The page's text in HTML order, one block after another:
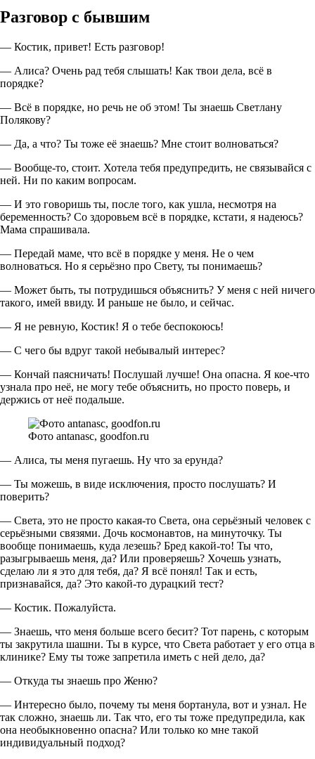
Разговор с бывшим
— Костик, привет! Есть разговор!
— Алиса? Очень рад тебя слышать! Как твои дела, всё в
порядке?
— Всё в порядке, но речь не об этом! Ты знаешь Светлану
Полякову?
— Да, а что? Ты тоже её знаешь? Мне стоит волноваться?
— Вообще-то, стоит. Хотела тебя предупредить, не связывайся с
ней. Ни по каким вопросам.
— И это говоришь ты, после того, как ушла, несмотря на
беременность? Со здоровьем всё в порядке, кстати, я надеюсь?
Мама спрашивала.
— Передай маме, что всё в порядке у меня. Не о чем
волноваться. Но я серьёзно про Свету, ты понимаешь?
— Может быть, ты потрудишься объяснить? У меня с ней ничего
такого, имей ввиду. И раньше не было, и сейчас.
— Я не ревную, Костик! Я о тебе беспокоюсь!
— С чего бы вдруг такой небывалый интерес?
— Кончай паясничать! Послушай лучше! Она опасна. Я кое-что
узнала про неё, не могу тебе объяснить, но просто поверь, и
держись от неё подальше.
Фото antanasc, goodfon.ru
— Алиса, ты меня пугаешь. Ну что за ерунда?
— Ты можешь, в виде исключения, просто послушать? И
поверить?
— Света, это не просто какая-то Света, она серьёзный человек с
серьёзными связями. Дочь космонавтов, на минуточку. Ты
вообще понимаешь, куда лезешь? Бред какой-то! Ты что,
разыгрываешь меня, да? Или проверяешь? Хочешь узнать,
сделаю ли я это для тебя, да? Я всё понял! Так и есть,
признавайся, да? Это какой-то дурацкий тест?
— Костик. Пожалуйста.
— Знаешь, что меня больше всего бесит? Тот парень, с которым
ты закрутила шашни. Ты в курсе, что Света работает у его отца в
клинике? Ему ты тоже запретила иметь с ней дело, да?
— Откуда ты знаешь про Женю?
— Интересно было, почему ты меня бортанула, вот и узнал. Не
так сложно, знаешь ли. Так что, его ты тоже предупредила, как
она необыкновенно опасна? Или только ко мне такой
индивидуальный подход?